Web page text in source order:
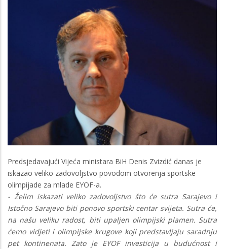
Predsjedavajući Vijeća ministara BiH Denis Zvizdić danas je
iskazao veliko zadovoljstvo povodom otvorenja sportske
olimpijade za mlade EYOF-a.
- Želim iskazati veliko zadovoljstvo što će sutra Sarajevo i
Istočno Sarajevo biti ponovo sportski centar svijeta. Sutra će,
na našu veliku radost, biti upaljen olimpijski plamen. Sutra
ćemo vidjeti i olimpijske krugove koji predstavljaju saradnju
pet kontinenata. Zato je EYOF investicija u budućnost i